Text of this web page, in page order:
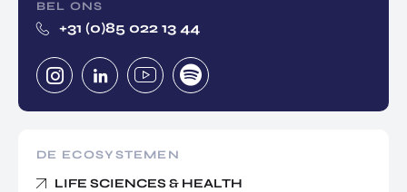
BEL ONS
+31 (0)85 022 13 44
DE ECOSYSTEMEN
LIFE SCIENCES & HEALTH